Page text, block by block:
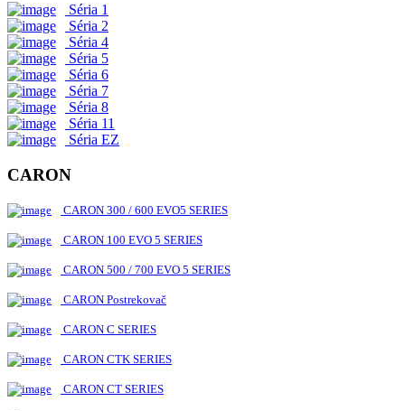
Séria 1
Séria 2
Séria 4
Séria 5
Séria 6
Séria 7
Séria 8
Séria 11
Séria EZ
CARON
CARON 300 / 600 EVO5 SERIES
CARON 100 EVO 5 SERIES
CARON 500 / 700 EVO 5 SERIES
CARON Postrekovač
CARON C SERIES
CARON CTK SERIES
CARON CT SERIES